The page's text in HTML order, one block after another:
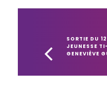
SORTIE DU
JEUNESSE
GENEVIÈVE